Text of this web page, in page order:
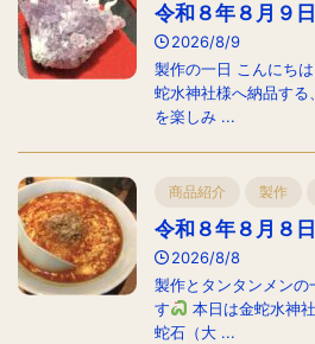
令和８年８月９日
2026/8/9
製作の一日 こんにち
蛇水神社様へ納品す
を楽しみ ...
商品紹介 製作
令和８年８月８日
2026/8/8
製作とタンタンメン
す
本日は金蛇水神
蛇石（大 ...